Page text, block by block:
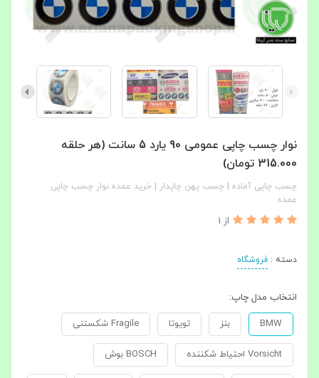
نوار چسب چاپی عمومی 90 یارد 5 سانت (هر حلقه
315.000 تومان)
چسب چاپی آماده | چسب پهن چاپدار | خرید عمده نوار چسب چاپی
عمده
از 1
دسته : فروشگاه
انتخاب مدل چاپ:
BMW بنز تویوتا Fragile شکستنی
Vorsicht احتیاط شکننده BOSCH بوش